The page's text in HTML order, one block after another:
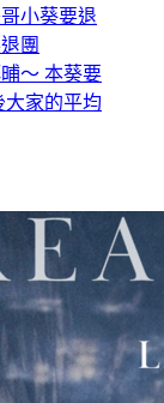
小葵要退
團
～ 本葵要
家的平均